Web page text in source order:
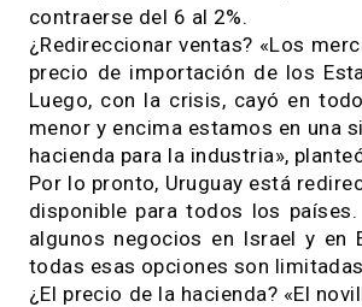
misma proporción ya que los
Al compás del mundo
«La crisis china es un traspié
otra particularidad de Uruguay
¿La reacción del sector?
enorme estrés financiero.
interanual y el valor de las
problema comercial de fines
contra», indicó el Gerente,
contraerse del 6 al 2%.